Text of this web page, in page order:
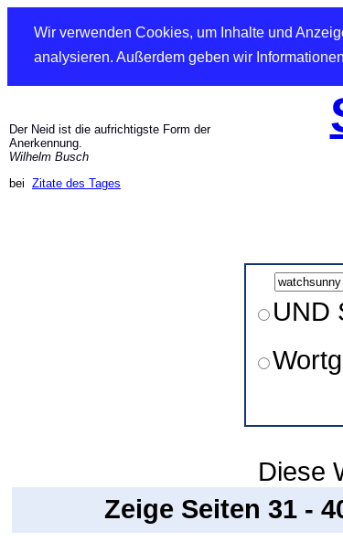
Wir verwenden Cookies, um Inhalte und
analysieren. Außerdem geben wir
Der Neid ist die aufrichtigste Form der
Anerkennung.
Wilhelm Busch
bei Zitate des Tages
UND
Diese
Zeige Seiten 31 -